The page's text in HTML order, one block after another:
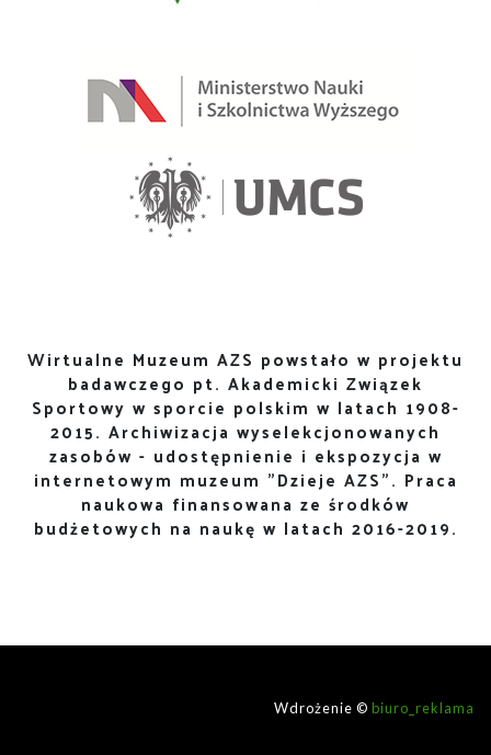
Wirtualne Muzeum AZS powstało w projektu
badawczego pt. Akademicki Związek
Sportowy w sporcie polskim w latach 1908-
2015. Archiwizacja wyselekcjonowanych
zasobów - udostępnienie i ekspozycja w
internetowym muzeum "Dzieje AZS". Praca
naukowa finansowana ze środków
budżetowych na naukę w latach 2016-2019.
Wdrożenie © biuro_reklama